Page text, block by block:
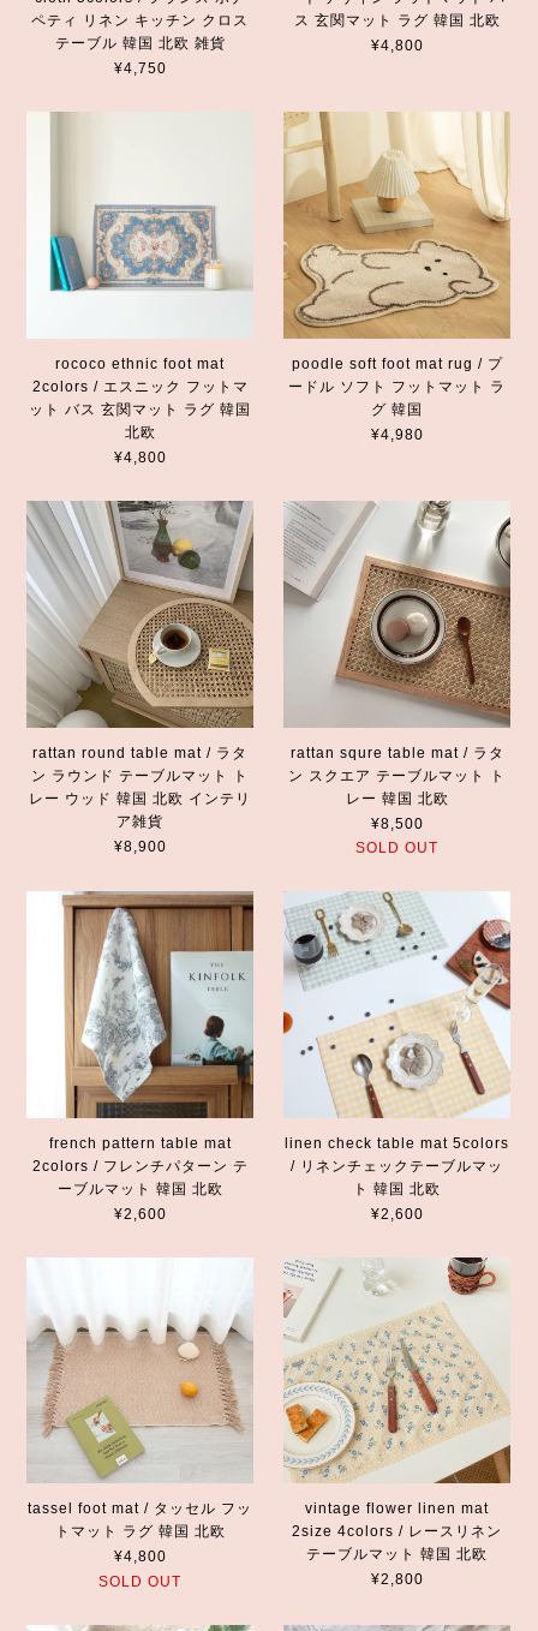
ペティ リネン キッチン クロス
テーブル 韓国 北欧 雑貨
¥4,750
ス 玄関マット ラグ 韓国 北欧
¥4,800
rococo ethnic foot mat
2colors / エスニック フットマ
ット バス 玄関マット ラグ 韓国
北欧
¥4,800
poodle soft foot mat rug / プ
ードル ソフト フットマット ラ
グ 韓国
¥4,980
rattan round table mat / ラタ
ン ラウンド テーブルマット ト
レー ウッド 韓国 北欧 インテリ
ア雑貨
¥8,900
rattan squre table mat / ラタ
ン スクエア テーブルマット ト
レー 韓国 北欧
¥8,500
SOLD OUT
french pattern table mat
2colors / フレンチパターン テ
ーブルマット 韓国 北欧
¥2,600
linen check table mat 5colors
/ リネンチェックテーブルマッ
ト 韓国 北欧
¥2,600
tassel foot mat / タッセル フッ
トマット ラグ 韓国 北欧
¥4,800
SOLD OUT
vintage flower linen mat
2size 4colors / レースリネン
テーブルマット 韓国 北欧
¥2,800